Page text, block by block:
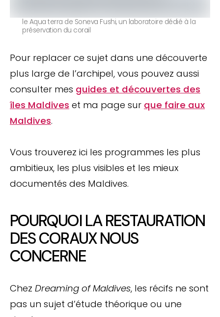
le Aqua terra de Soneva Fushi, un laboratoire dédié à la
préservation du corail
Pour replacer ce sujet dans une découverte
plus large de l’archipel, vous pouvez aussi
consulter mes guides et découvertes des
îles Maldives et ma page sur que faire aux
Maldives.
Vous trouverez ici les programmes les plus
ambitieux, les plus visibles et les mieux
documentés des Maldives.
POURQUOI LA RESTAURATION
DES CORAUX NOUS
CONCERNE
Chez Dreaming of Maldives, les récifs ne sont
pas un sujet d’étude théorique ou une